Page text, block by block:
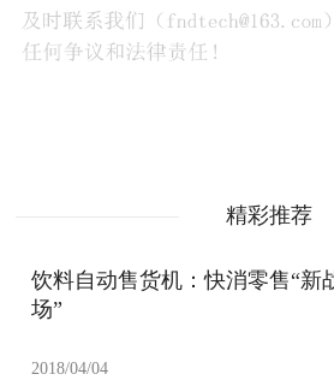
精彩推荐
饮料自动售货机：快消零售“新
场”
2018/04/04